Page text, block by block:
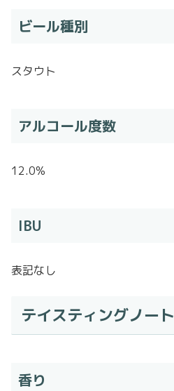
ビール種別
スタウト
アルコール度数
12.0%
IBU
表記なし
テイスティングノート
香り